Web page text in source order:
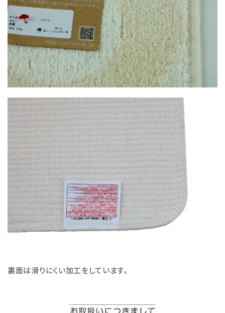
裏面は滑りにくい加工をしています。